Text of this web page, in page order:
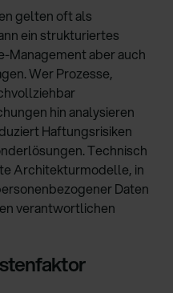
gelten oft als
ein strukturiertes
Management aber auch
Wer Prozesse,
hin analysieren
Haftungsrisiken
Technisch
Architekturmodelle, in
Daten
verantwortlichen